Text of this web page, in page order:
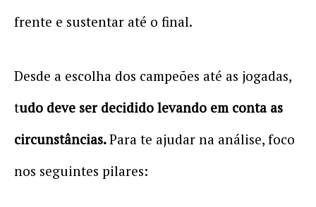
frente e sustentar até o final.
Desde a escolha dos campeões até as jogadas,
tudo deve ser decidido levando em conta as
circunstâncias.Para te ajudar na análise, foco
nos seguintes pilares: